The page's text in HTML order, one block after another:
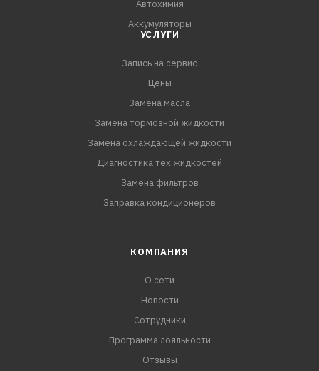
Автохимия
Аккумуляторы
УСЛУГИ
Запись на сервис
Цены
Замена масла
Замена тормозной жидкости
Замена охлаждающей жидкости
Диагностика тех.жидкостей
Замена фильтров
Заправка кондиционеров
КОМПАНИЯ
О сети
Новости
Сотрудники
Программа лояльности
Отзывы